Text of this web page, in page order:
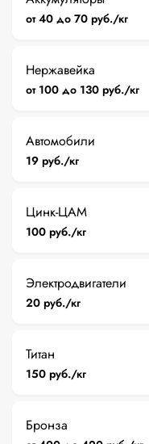
от 40 до 70 руб./кг
Нержавейка
от 100 до 130 руб./кг
Автомобили
19 руб./кг
Цинк-ЦАМ
100 руб./кг
Электродвигатели
20 руб./кг
Титан
150 руб./кг
Бронза